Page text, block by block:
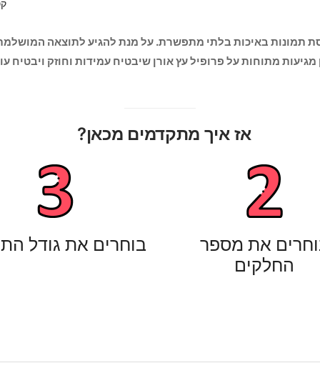
תמונות באיכות בלתי מתפשרת. על מנת להגיע לתוצאה
מתוחות על פרופיל עץ אורן שיבטיח עמידות וחוזק
אז איך מתקדמים מכאן?
את מספר
החלקים​
בוחרים את גודל